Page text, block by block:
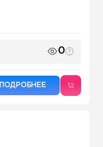
0
ПОДРОБНЕЕ